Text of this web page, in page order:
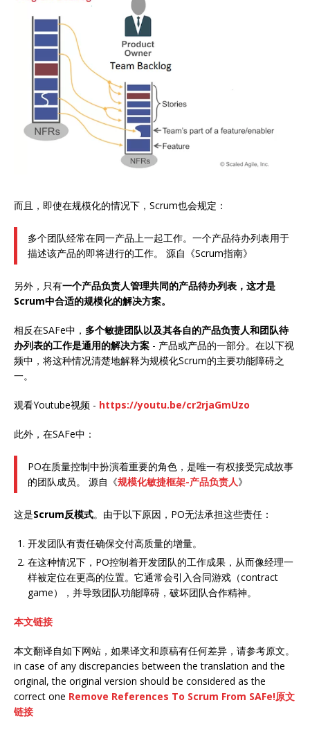
而且，即使在规模化的情况下，Scrum也会规定：
多个团队经常在同一产品上一起工作。一个产品待办列表用于
描述该产品的即将进行的工作。 源自《Scrum指南》
另外，只有一个产品负责人管理共同的产品待办列表，这才是
Scrum中合适的规模化的解决方案。
相反在SAFe中， 多个敏捷团队以及其各自的产品负责人和团队待
办列表的工作是通用的解决方案 - 产品或产品的一部分。在以下视
频中，将这种情况清楚地解释为规模化Scrum的主要功能障碍之
一。
观看Youtube视频 - https://youtu.be/cr2rjaGmUzo
此外，在SAFe中：
PO在质量控制中扮演着重要的角色，是唯一有权接受完成故事
的团队成员。 源自《规模化敏捷框架-产品负责人》
这是Scrum反模式。由于以下原因，PO无法承担这些责任：
开发团队有责任确保交付高质量的增量。
在这种情况下，PO控制着开发团队的工作成果，从而像经理一
样被定位在更高的位置。它通常会引入合同游戏（contract
game），并导致团队功能障碍，破坏团队合作精神。
本文链接
本文翻译自如下网站，如果译文和原稿有任何差异，请参考原文。
in case of any discrepancies between the translation and the
original, the original version should be considered as the
correct one Remove References To Scrum From SAFe!原文
链接